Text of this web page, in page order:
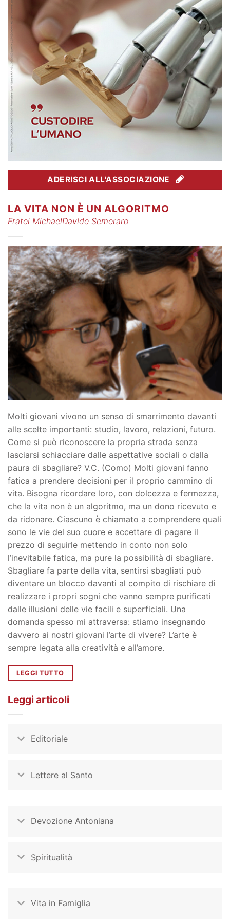
ADERISCI ALL'ASSOCIAZIONE
LA VITA NON È UN ALGORITMO
Fratel MichaelDavide Semeraro
Molti giovani vivono un senso di smarrimento davanti
alle scelte importanti: studio, lavoro, relazioni, futuro.
Come si può riconoscere la propria strada senza
lasciarsi schiacciare dalle aspettative sociali o dalla
paura di sbagliare? V.C. (Como) Molti giovani fanno
fatica a prendere decisioni per il proprio cammino di
vita. Bisogna ricordare loro, con dolcezza e fermezza,
che la vita non è un algoritmo, ma un dono ricevuto e
da ridonare. Ciascuno è chiamato a comprendere quali
sono le vie del suo cuore e accettare di pagare il
prezzo di seguirle mettendo in conto non solo
l’inevitabile fatica, ma pure la possibilità di sbagliare.
Sbagliare fa parte della vita, sentirsi sbagliati può
diventare un blocco davanti al compito di rischiare di
realizzare i propri sogni che vanno sempre purificati
dalle illusioni delle vie facili e superficiali. Una
domanda spesso mi attraversa: stiamo insegnando
davvero ai nostri giovani l’arte di vivere? L’arte è
sempre legata alla creatività e all’amore.
LEGGI TUTTO
Leggi articoli
Editoriale
Lettere al Santo
Devozione Antoniana
Spiritualità
Vita in Famiglia